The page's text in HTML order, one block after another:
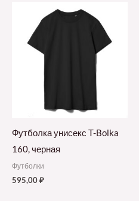
Футболка унисекс T-Bolka
160, черная
Футболки
595,00₽